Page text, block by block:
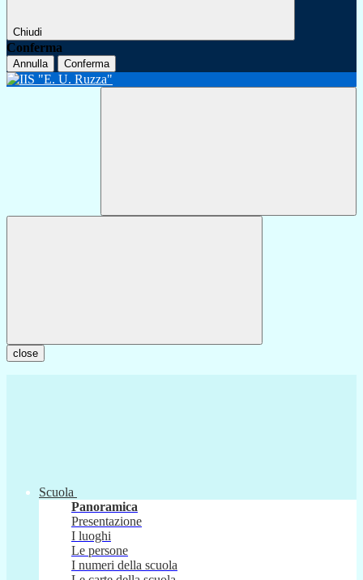
Chiudi
Conferma
Annulla Conferma
close
Scuola
Panoramica
Presentazione
I luoghi
Le persone
I numeri della scuola